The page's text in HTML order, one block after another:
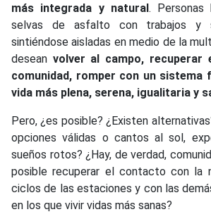
más integrada y natural.
selvas de asfalto con trabajos y
sintiéndose aisladas en medio de la
desean volver al campo, recuperar
comunidad, romper con un sistema
vida más plena, serena, igualitaria y
Pero, ¿es posible? ¿Existen
opciones válidas o cantos al sol,
sueños rotos? ¿Hay, de verdad,
posible recuperar el contacto con la
ciclos de las estaciones y con las
en los que vivir vidas más sanas?